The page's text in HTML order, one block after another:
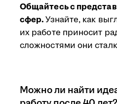
Общайтесь с
сфер.Узнайте, как
их работе приносит
сложностями они
Можно ли найти